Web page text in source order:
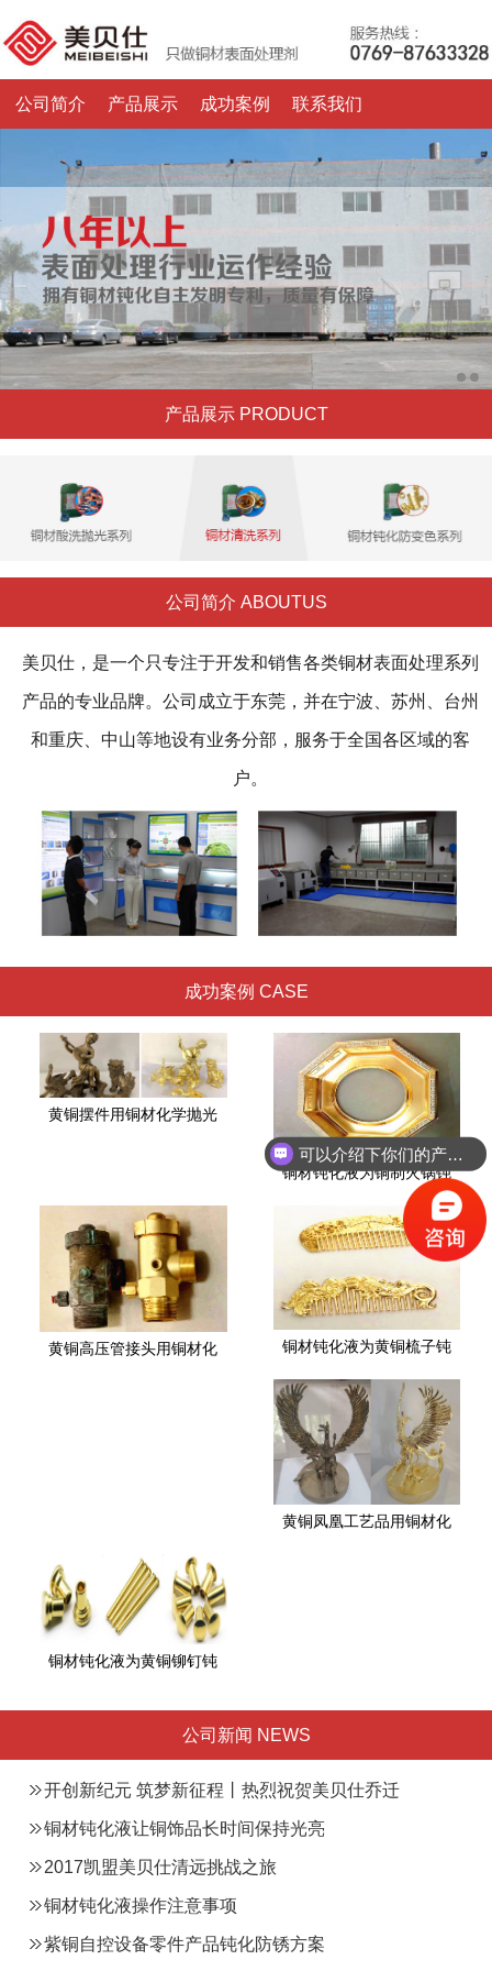
公司简介 产品展示 成功案例 联系我们
产品展示 PRODUCT
公司简介 ABOUTUS
美贝仕，是一个只专注于开发和销售各类铜材表面处理系列
产品的专业品牌。公司成立于东莞，并在宁波、苏州、台州
和重庆、中山等地设有业务分部，服务于全国各区域的客
户。
成功案例 CASE
黄铜摆件用铜材化学抛光
铜材钝化液为铜制火锅钝
黄铜高压管接头用铜材化 铜材钝化液为黄铜梳子钝
黄铜凤凰工艺品用铜材化
铜材钝化液为黄铜铆钉钝
公司新闻 NEWS
开创新纪元 筑梦新征程丨热烈祝贺美贝仕乔迁
总部之喜
铜材钝化液让铜饰品长时间保持光亮
2017凯盟美贝仕清远挑战之旅
铜材钝化液操作注意事项
紫铜自控设备零件产品钝化防锈方案
可以介绍下你们的产品么？